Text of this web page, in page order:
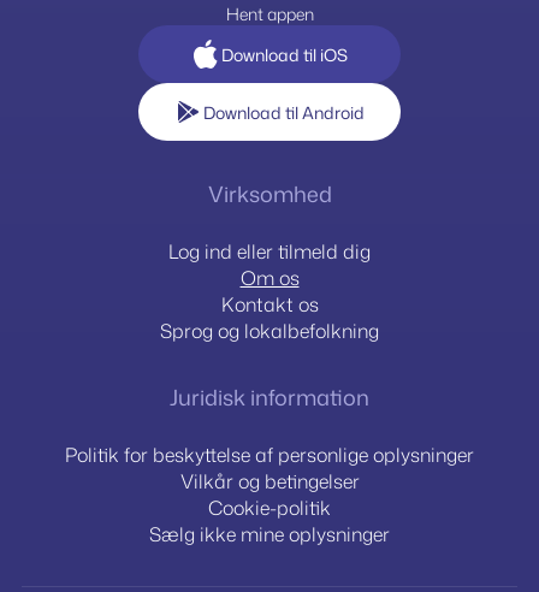
Hent appen
Download til iOS
Download til Android
Virksomhed
Log ind eller tilmeld dig
Om os
Kontakt os
Sprog og lokalbefolkning
Juridisk information
Politik for beskyttelse af personlige oplysninger
Vilkår og betingelser
Cookie-politik
Sælg ikke mine oplysninger